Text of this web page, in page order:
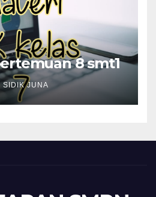
8 smt1
SIDIK JUNA